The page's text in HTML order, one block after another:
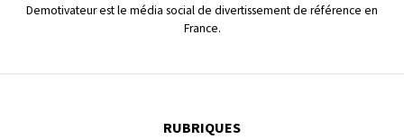
Demotivateur est le média social de divertissement de référence en
France.
RUBRIQUES